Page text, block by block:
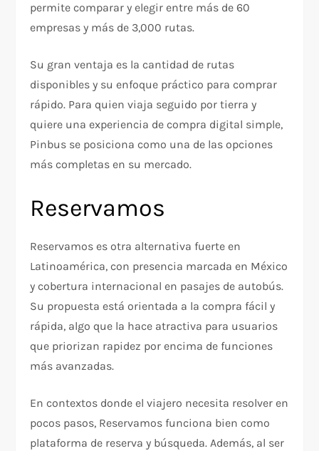
permite comparar y elegir entre más de 60
empresas y más de 3,000 rutas.
Su gran ventaja es la cantidad de rutas
disponibles y su enfoque práctico para comprar
rápido. Para quien viaja seguido por tierra y
quiere una experiencia de compra digital simple,
Pinbus se posiciona como una de las opciones
más completas en su mercado.
Reservamos
Reservamos es otra alternativa fuerte en
Latinoamérica, con presencia marcada en México
y cobertura internacional en pasajes de autobús.
Su propuesta está orientada a la compra fácil y
rápida, algo que la hace atractiva para usuarios
que priorizan rapidez por encima de funciones
más avanzadas.
En contextos donde el viajero necesita resolver en
pocos pasos, Reservamos funciona bien como
plataforma de reserva y búsqueda. Además, al ser